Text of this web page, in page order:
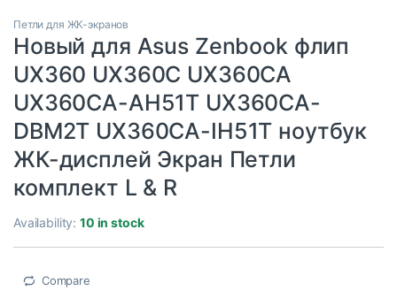
Петли для ЖК-экранов
Новый для Asus Zenbook флип
UX360 UX360C UX360CA
UX360CA-AH51T UX360CA-
DBM2T UX360CA-IH51T ноутбук
ЖК-дисплей Экран Петли
комплект L & R
Availability:10 in stock
Compare